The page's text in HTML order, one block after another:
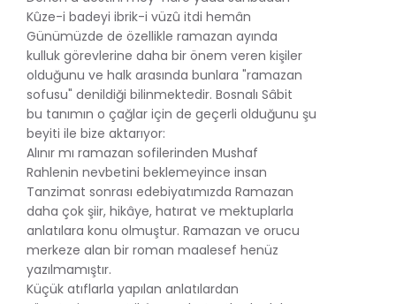
Kûze-i badeyi ibrik-i vüzû itdi hemân
Günümüzde de özellikle ramazan ayında
kulluk görevlerine daha bir önem veren kişiler
olduğunu ve halk arasında bunlara "ramazan
sofusu" denildiği bilinmektedir. Bosnalı Sâbit
bu tanımın o çağlar için de geçerli olduğunu şu
beyiti ile bize aktarıyor:
Alınır mı ramazan sofilerinden Mushaf
Rahlenin nevbetini beklemeyince insan
Tanzimat sonrası edebiyatımızda Ramazan
daha çok şiir, hikâye, hatırat ve mektuplarla
anlatılara konu olmuştur. Ramazan ve orucu
merkeze alan bir roman maalesef henüz
yazılmamıştır.
Küçük atıflarla yapılan anlatılardan